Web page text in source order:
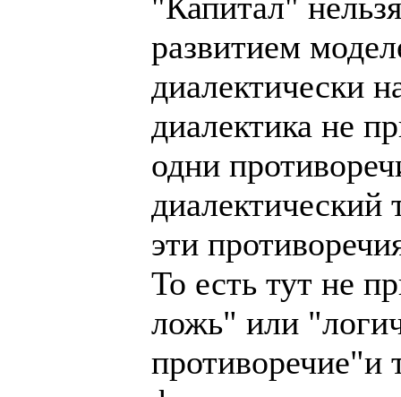
развитием
диалектически
диалектика не
одни
диалектический
эти
То есть тут не
ложь" или
противоречие"и